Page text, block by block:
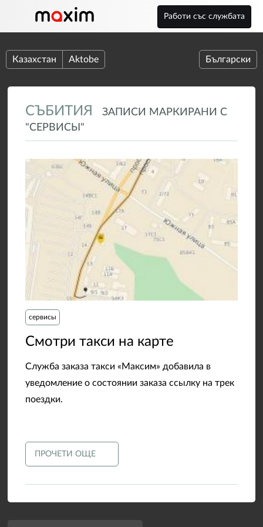
Работи със службата
Казахстан Aktobe Български
СЪБИТИЯ
ЗАПИСИ МАРКИРАНИ С
"СЕРВИСЫ"
сервисы
​Смотри такси на карте
Служба заказа такси «Максим» добавила в
уведомление о состоянии заказа ссылку на трек
поездки.
ПРОЧЕТИ ОЩЕ